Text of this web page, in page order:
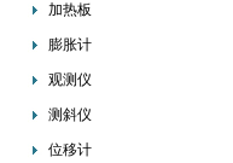
加热板
膨胀计
观测仪
测斜仪
位移计